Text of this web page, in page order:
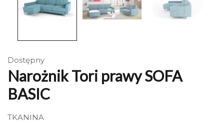
Dostępny
Narożnik Tori prawy SOFA
BASIC
TKANINA